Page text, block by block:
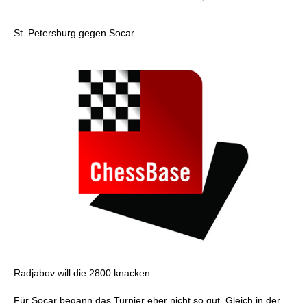
St. Petersburg gegen Socar
Radjabov will die 2800 knacken
Für Socar begann das Turnier eher nicht so gut. Gleich in der